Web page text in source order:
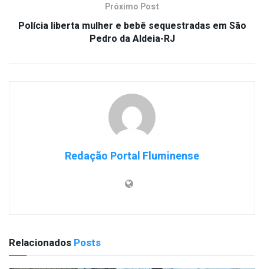
Próximo Post
Polícia liberta mulher e bebê sequestradas em São
Pedro da Aldeia-RJ
Redação Portal Fluminense
Relacionados Posts